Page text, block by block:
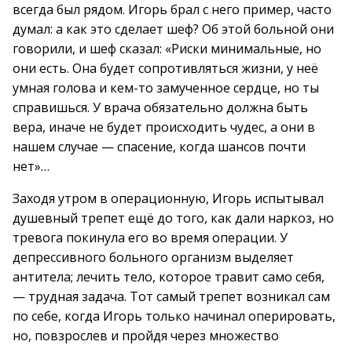
всегда был рядом. Игорь брал с него пример, часто
думал: а как это сделает шеф? Об этой больной они
говорили, и шеф сказал: «Риски минимальные, но
они есть. Она будет сопротивляться жизни, у неё
умная голова и кем-то замученное сердце, но ты
справишься. У врача обязательно должна быть
вера, иначе не будет происходить чудес, а они в
нашем случае — спасение, когда шансов почти
нет»…
Заходя утром в операционную, Игорь испытывал
душевный трепет ещё до того, как дали наркоз, но
тревога покинула его во время операции. У
депрессивного больного организм выделяет
антитела; лечить тело, которое травит само себя,
— трудная задача. Тот самый трепет возникал сам
по себе, когда Игорь только начинал оперировать,
но, повзрослев и пройдя через множество